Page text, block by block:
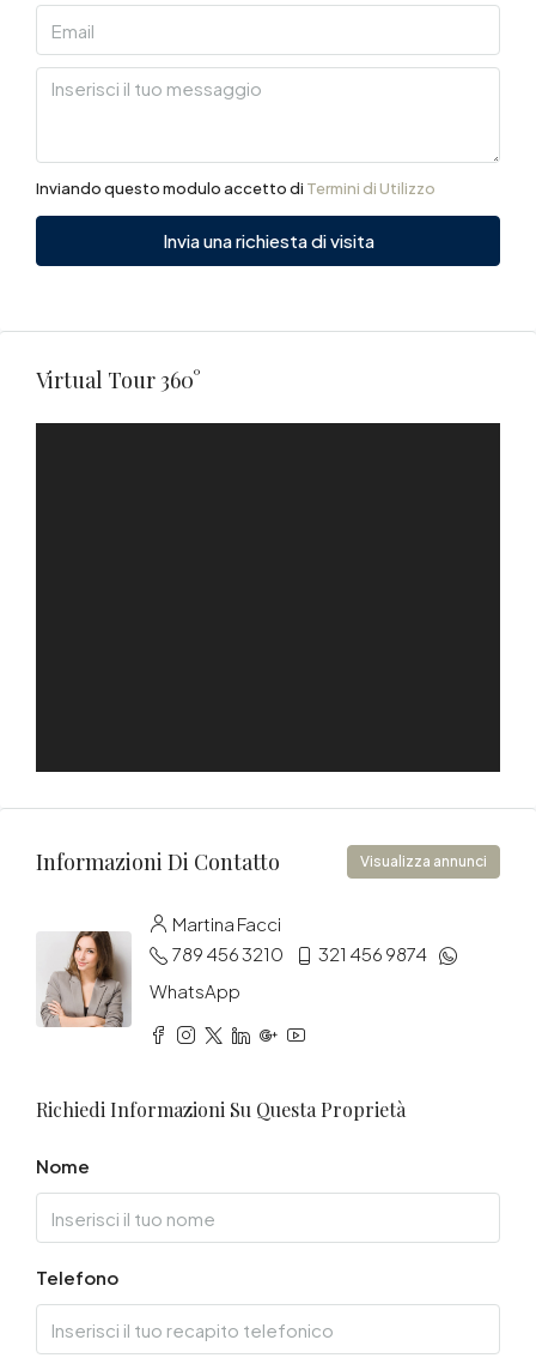
Inviando questo modulo accetto di Termini di Utilizzo
Invia una richiesta di visita
Virtual Tour 360°
Informazioni Di Contatto Visualizza annunci
Martina Facci
789 456 3210
321 456 9874
WhatsApp
Richiedi Informazioni Su Questa Proprietà
Nome
Telefono